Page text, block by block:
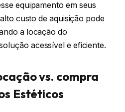
equipamento em seus
custo de aquisição pode
a locação do
acessível e eficiente.
vs. compra
Estéticos